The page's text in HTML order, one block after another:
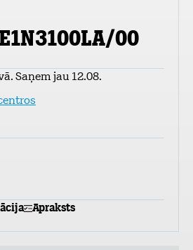
00
Saņem jau 12.08.
Apraksts